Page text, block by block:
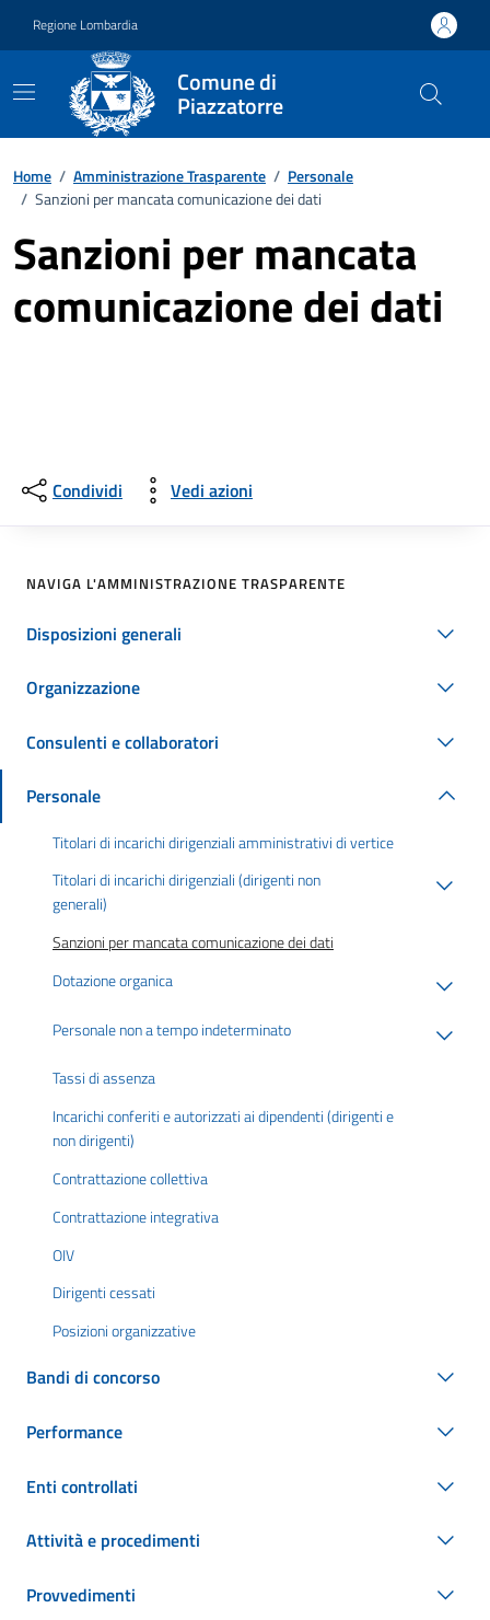
Regione Lombardia
Comune di
Piazzatorre
Home / Amministrazione Trasparente / Personale
/ Sanzioni per mancata comunicazione dei dati
Sanzioni per mancata
comunicazione dei dati
Condividi Vedi azioni
NAVIGA L'AMMINISTRAZIONE TRASPARENTE
Disposizioni generali
Organizzazione
Consulenti e collaboratori
Personale
Titolari di incarichi dirigenziali amministrativi di vertice
Titolari di incarichi dirigenziali (dirigenti non
generali)
Sanzioni per mancata comunicazione dei dati
Dotazione organica
Personale non a tempo indeterminato
Tassi di assenza
Incarichi conferiti e autorizzati ai dipendenti (dirigenti e
non dirigenti)
Contrattazione collettiva
Contrattazione integrativa
OIV
Dirigenti cessati
Posizioni organizzative
Bandi di concorso
Performance
Enti controllati
Attività e procedimenti
Provvedimenti